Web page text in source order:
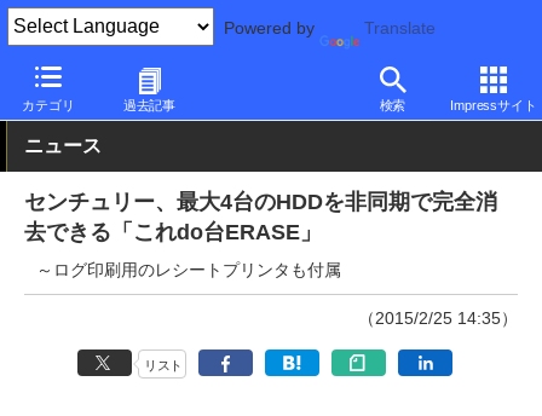
Powered by Translate
カテゴリ 過去記事 検索 Impressサイト
PC Watch 半導体/周辺機器 その他
ニュース
センチュリー、最大4台のHDDを非同期で完全消
去できる「これdo台ERASE」
～ログ印刷用のレシートプリンタも付属
（2015/2/25 14:35）
リスト